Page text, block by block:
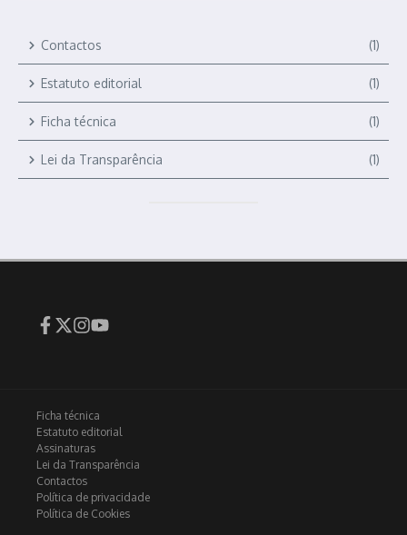
Contactos (1)
Estatuto editorial (1)
Ficha técnica (1)
Lei da Transparência (1)
Ficha técnica
Estatuto editorial
Assinaturas
Lei da Transparência
Contactos
Política de privacidade
Política de Cookies